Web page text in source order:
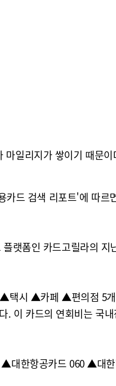
마일리지가 쌓이기 때문이
드 검색 리포트'에 따르
랫폼인 카드고릴라의 지
택시 ▲카페 ▲편의점 5
이 카드의 연회비는 국
▲대한항공카드 060 ▲대